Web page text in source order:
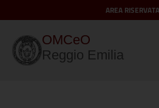
AREA RISERVATA
OMCeO
Reggio Emilia